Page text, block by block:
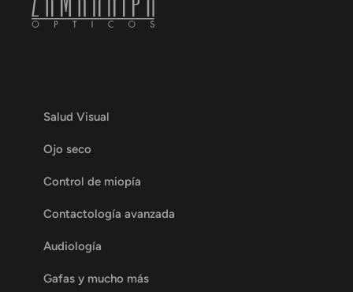
Salud Visual
Ojo seco
Control de miopía
Contactología avanzada
Audiología
Gafas y mucho más